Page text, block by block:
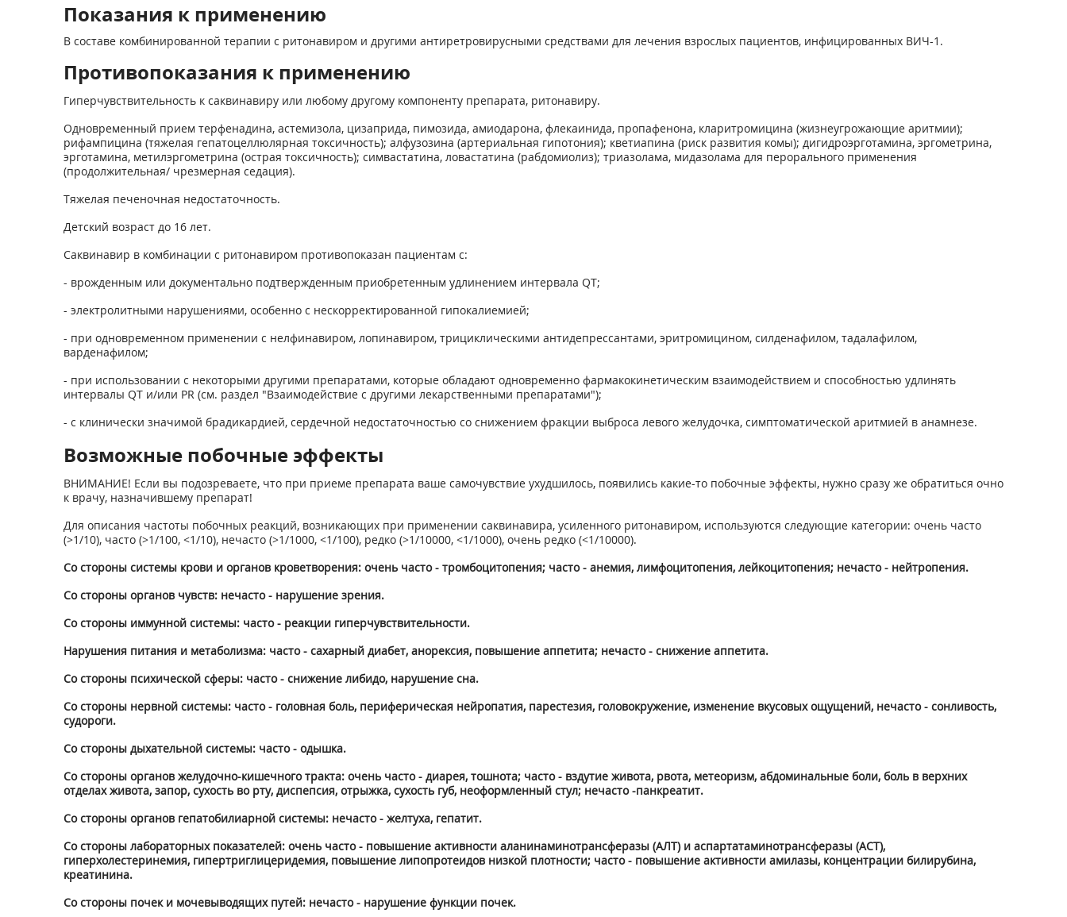
Показания к применению
В составе комбинированной терапии с ритонавиром и другими антиретровирусными средствами для лечения взрослых пациентов, инфицированных ВИЧ-1.
Противопоказания к применению
Гиперчувствительность к саквинавиру или любому другому компоненту препарата, ритонавиру.
Одновременный прием терфенадина, астемизола, цизаприда, пимозида, амиодарона, флекаинида, пропафенона, кларитромицина (жизнеугрожающие аритмии);
рифампицина (тяжелая гепатоцеллюлярная токсичность); алфузозина (артериальная гипотония); кветиапина (риск развития комы); дигидроэрготамина, эргометрина,
эрготамина, метилэргометрина (острая токсичность); симвастатина, ловастатина (рабдомиолиз); триазолама, мидазолама для перорального применения
(продолжительная/ чрезмерная седация).
Тяжелая печеночная недостаточность.
Детский возраст до 16 лет.
Саквинавир в комбинации с ритонавиром противопоказан пациентам с:
- врожденным или документально подтвержденным приобретенным удлинением интервала QT;
- электролитными нарушениями, особенно с нескорректированной гипокалиемией;
- при одновременном применении с нелфинавиром, лопинавиром, трициклическими антидепрессантами, эритромицином, силденафилом, тадалафилом,
варденафилом;
- при использовании с некоторыми другими препаратами, которые обладают одновременно фармакокинетическим взаимодействием и способностью удлинять
интервалы QT и/или PR (см. раздел "Взаимодействие с другими лекарственными препаратами");
- с клинически значимой брадикардией, сердечной недостаточностью со снижением фракции выброса левого желудочка, симптоматической аритмией в анамнезе.
Возможные побочные эффекты
ВНИМАНИЕ! Если вы подозреваете, что при приеме препарата ваше самочувствие ухудшилось, появились какие-то побочные эффекты, нужно сразу же обратиться очно
к врачу, назначившему препарат!
Для описания частоты побочных реакций, возникающих при применении саквинавира, усиленного ритонавиром, используются следующие категории: очень часто
(>1/10), часто (>1/100, <1/10), нечасто (>1/1000, <1/100), редко (>1/10000, <1/1000), очень редко (<1/10000).
Со стороны системы крови и органов кроветворения: очень часто - тромбоцитопения; часто - анемия, лимфоцитопения, лейкоцитопения; нечасто - нейтропения.
Со стороны органов чувств: нечасто - нарушение зрения.
Со стороны иммунной системы: часто - реакции гиперчувствительности.
Нарушения питания и метаболизма: часто - сахарный диабет, анорексия, повышение аппетита; нечасто - снижение аппетита.
Со стороны психической сферы: часто - снижение либидо, нарушение сна.
Со стороны нервной системы: часто - головная боль, периферическая нейропатия, парестезия, головокружение, изменение вкусовых ощущений, нечасто - сонливость,
судороги.
Со стороны дыхательной системы: часто - одышка.
Со стороны органов желудочно-кишечного тракта: очень часто - диарея, тошнота; часто - вздутие живота, рвота, метеоризм, абдоминальные боли, боль в верхних
отделах живота, запор, сухость во рту, диспепсия, отрыжка, сухость губ, неоформленный стул; нечасто -панкреатит.
Со стороны органов гепатобилиарной системы: нечасто - желтуха, гепатит.
Со стороны лабораторных показателей: очень часто - повышение активности аланинаминотрансферазы (AЛT) и аспартатаминотрансферазы (ACT),
гиперхолестеринемия, гипертриглицеридемия, повышение липопротеидов низкой плотности; часто - повышение активности амилазы, концентрации билирубина,
креатинина.
Со стороны почек и мочевыводящих путей: нечасто - нарушение функции почек.